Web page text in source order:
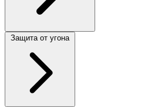
Защита от угона